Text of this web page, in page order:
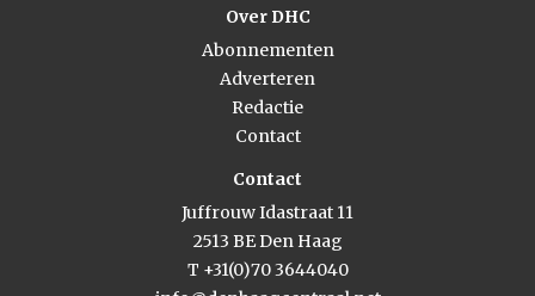
Over DHC
Abonnementen
Adverteren
Redactie
Contact
Contact
Juffrouw Idastraat 11
2513 BE Den Haag
T +31(0)70 3644040